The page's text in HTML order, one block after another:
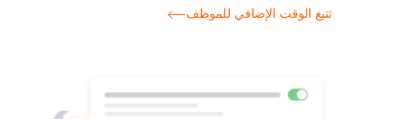
تتبع الوقت الإضافي للموظف